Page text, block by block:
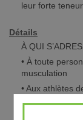
leur forte
Détails
À QUI
• À toute
musculation
• Aux athlètes
• Aux joueurs